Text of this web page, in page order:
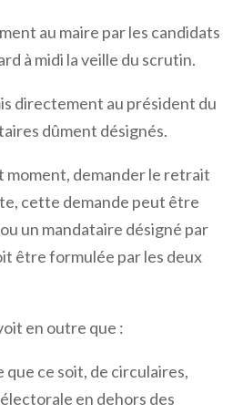
au maire par les candidats
à midi la veille du scrutin.
directement au président du
dûment désignés.
moment, demander le retrait
cette demande peut être
un mandataire désigné par
être formulée par les deux
en outre que :
que ce soit, de circulaires,
en dehors des